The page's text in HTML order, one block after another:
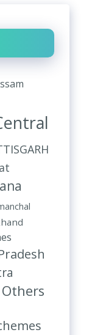
Others